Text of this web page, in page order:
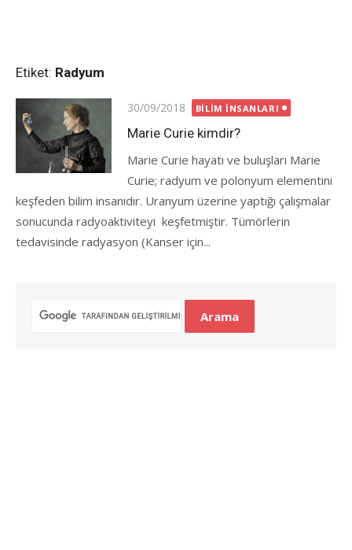
Etiket: Radyum
Posted
on
30/09/2018 BILIM İNSANLARI
Marie Curie kimdir?
Marie Curie hayatı ve buluşları Marie
Curie; radyum ve polonyum elementini
keşfeden bilim insanıdır. Uranyum üzerine yaptığı çalışmalar
sonucunda radyoaktiviteyi keşfetmiştir. Tümörlerin
tedavisinde radyasyon (Kanser için...